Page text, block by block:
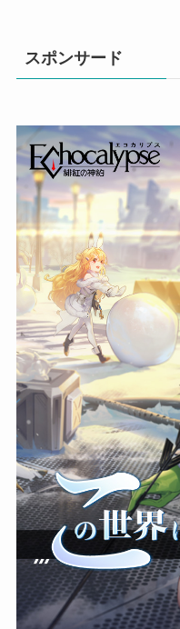
スポンサード